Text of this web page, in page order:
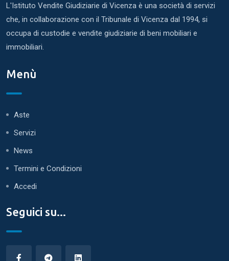
L'Istituto Vendite Giudiziarie di Vicenza è una società di servizi
che, in collaborazione con il Tribunale di Vicenza dal 1994, si
occupa di custodie e vendite giudiziarie di beni mobiliari e
immobiliari.
Menù
Aste
Servizi
News
Termini e Condizioni
Accedi
Seguici su...